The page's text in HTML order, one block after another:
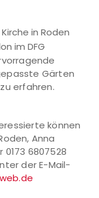
in Roden
im DFG
Gärten
erfahren.
können
Anna
6807528
der E-Mail-